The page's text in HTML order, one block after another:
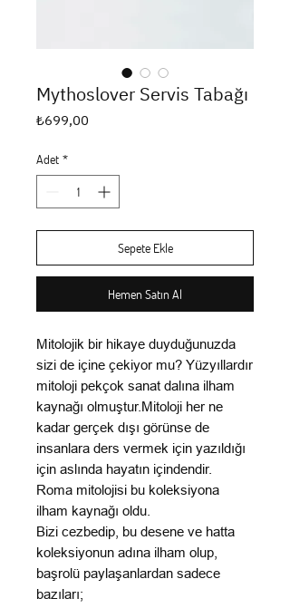
Mythoslover Servis Tabağı
₺699,00
Adet *
Sepete Ekle
Hemen Satın Al
Mitolojik bir hikaye duyduğunuzda
sizi de içine çekiyor mu? Yüzyıllardır
mitoloji pekçok sanat dalına ilham
kaynağı olmuştur.Mitoloji her ne
kadar gerçek dışı görünse de
insanlara ders vermek için yazıldığı
için aslında hayatın içindendir.
Roma mitolojisi bu koleksiyona
ilham kaynağı oldu.
Bizi cezbedip, bu desene ve hatta
koleksiyonun adına ilham olup,
başrolü paylaşanlardan sadece
bazıları;